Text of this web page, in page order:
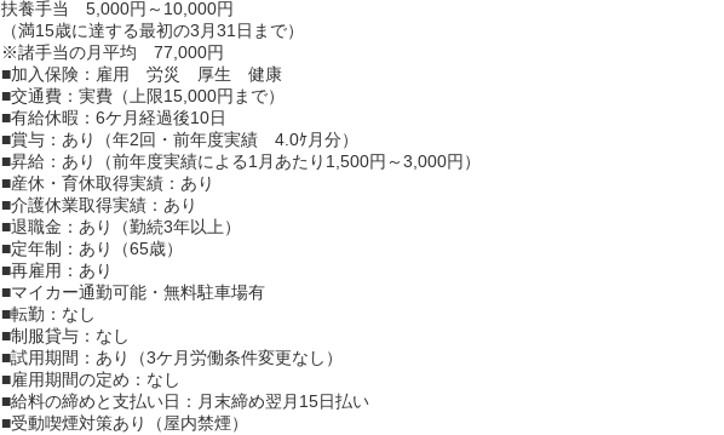
扶養手当 5,000円～10,000円
（満15歳に達する最初の3月31日まで）
※諸手当の月平均 77,000円
■加入保険：雇用 労災 厚生 健康
■交通費：実費（上限15,000円まで）
■有給休暇：6ケ月経過後10日
■賞与：あり（年2回・前年度実績 4.0ｹ月分）
■昇給：あり（前年度実績による1月あたり1,500円～3,000円）
■産休・育休取得実績：あり
■介護休業取得実績：あり
■退職金：あり（勤続3年以上）
■定年制：あり（65歳）
■再雇用：あり
■マイカー通勤可能・無料駐車場有
■転勤：なし
■制服貸与：なし
■試用期間：あり（3ケ月労働条件変更なし）
■雇用期間の定め：なし
■給料の締めと支払い日：月末締め翌月15日払い
■受動喫煙対策あり（屋内禁煙）